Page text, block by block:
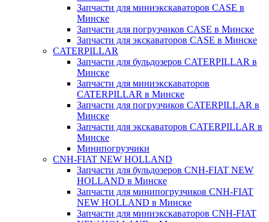
Запчасти для миниэкскаваторов CASE в
Минске
Запчасти для погрузчиков CASE в Минске
Запчасти для экскаваторов CASE в Минске
CATERPILLAR
Запчасти для бульдозеров CATERPILLAR в
Минске
Запчасти для миниэкскаваторов
CATERPILLAR в Минске
Запчасти для погрузчиков CATERPILLAR в
Минске
Запчасти для экскаваторов CATERPILLAR в
Минскe
Минипогрузчики
CNH-FIAT NEW HOLLAND
Запчасти для бульдозеров CNH-FIAT NEW
HOLLAND в Минске
Запчасти для минипогрузчиков CNH-FIAT
NEW HOLLAND в Минске
Запчасти для миниэкскаваторов CNH-FIAT